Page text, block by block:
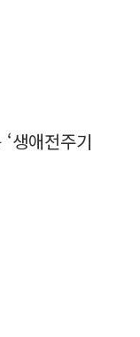
생애전주기